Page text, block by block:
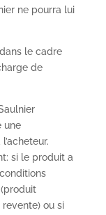
ne pourra lui
le cadre
de
une
si le produit a
ou si